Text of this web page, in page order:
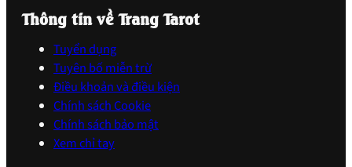
Thông tin về Trang Tarot
Tuyển dụng
Tuyên bố miễn trừ
Điều khoản và điều kiện
Chính sách Cookie
Chính sách bảo mật
Xem chỉ tay